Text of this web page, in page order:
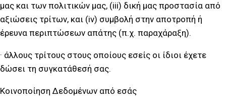
μας και των πολιτικών μας, (iii) δική μας προστασία από
αξιώσεις τρίτων, και (iv) συμβολή στην αποτροπή ή
έρευνα περιπτώσεων απάτης (π.χ. παραχάραξη).
· άλλους τρίτους στους οποίους εσείς οι ίδιοι έχετε
δώσει τη συγκατάθεσή σας.
Κοινοποίηση Δεδομένων από εσάς